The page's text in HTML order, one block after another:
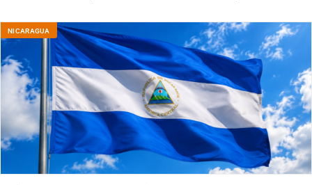
NICARAGUA